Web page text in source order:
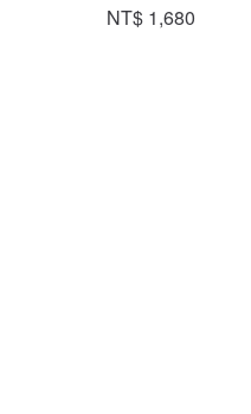
NT$ 1,680